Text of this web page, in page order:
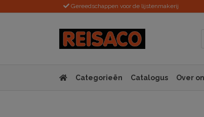
Gereedschappen voor de lijstenmakerij
Categorieën Catalogus Over